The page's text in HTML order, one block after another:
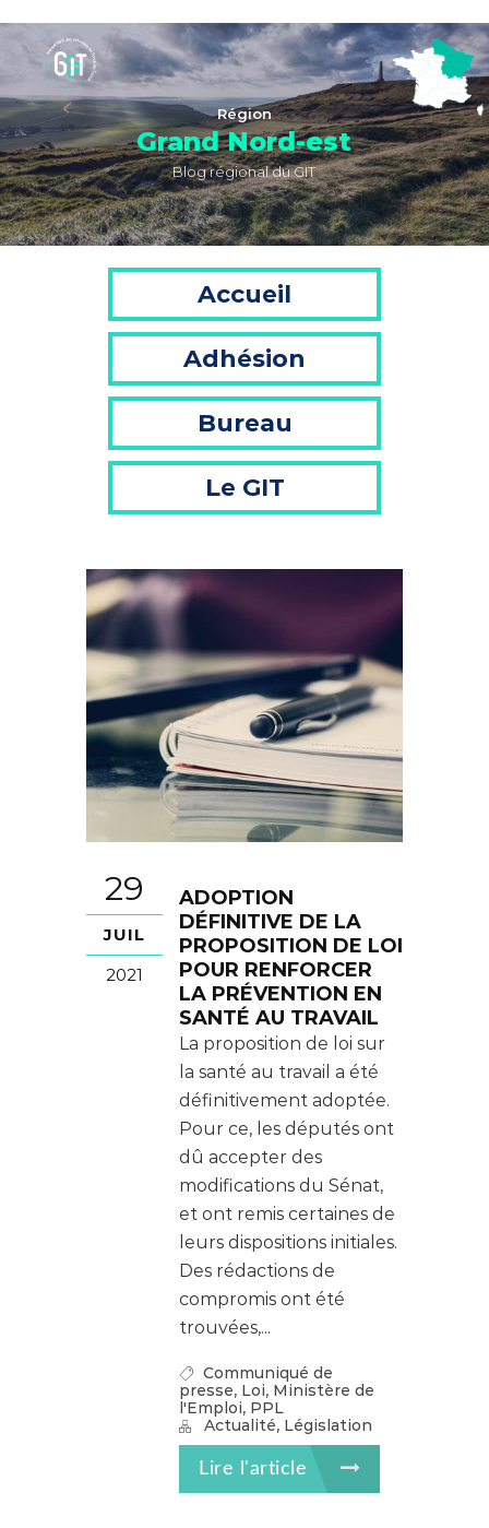
Région
Grand Nord-est
Blog régional du GIT
Accueil
Adhésion
Bureau
Le GIT
29
JUIL
2021
ADOPTION
DÉFINITIVE DE LA
PROPOSITION DE LOI
POUR RENFORCER
LA PRÉVENTION EN
SANTÉ AU TRAVAIL
La proposition de loi sur
la santé au travail a été
définitivement adoptée.
Pour ce, les députés ont
dû accepter des
modifications du Sénat,
et ont remis certaines de
leurs dispositions initiales.
Des rédactions de
compromis ont été
trouvées,...
Communiqué de
presse, Loi, Ministère de
l'Emploi, PPL
Actualité, Législation
Lire l'article